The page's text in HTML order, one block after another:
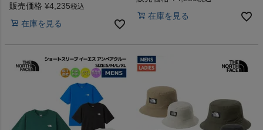
ル
販売価格 ¥4,235税込
在庫を見る
在庫を見る